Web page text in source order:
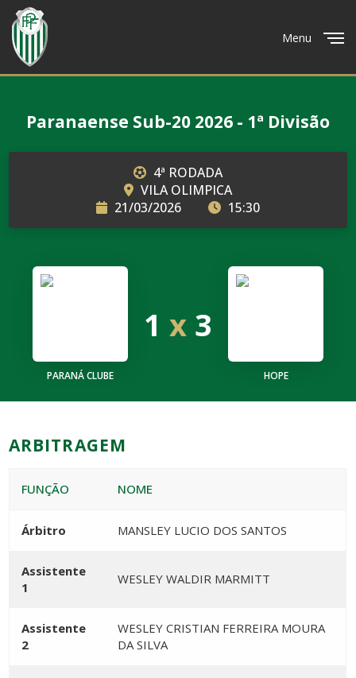
Menu
Paranaense Sub-20 2026 - 1ª Divisão
4ª RODADA
VILA OLIMPICA
21/03/2026
15:30
PARANÁ CLUBE
1 x 3
HOPE
ARBITRAGEM
FUNÇÃO NOME
Árbitro MANSLEY LUCIO DOS SANTOS
Assistente
1
WESLEY WALDIR MARMITT
Assistente
2
WESLEY CRISTIAN FERREIRA MOURA
DA SILVA